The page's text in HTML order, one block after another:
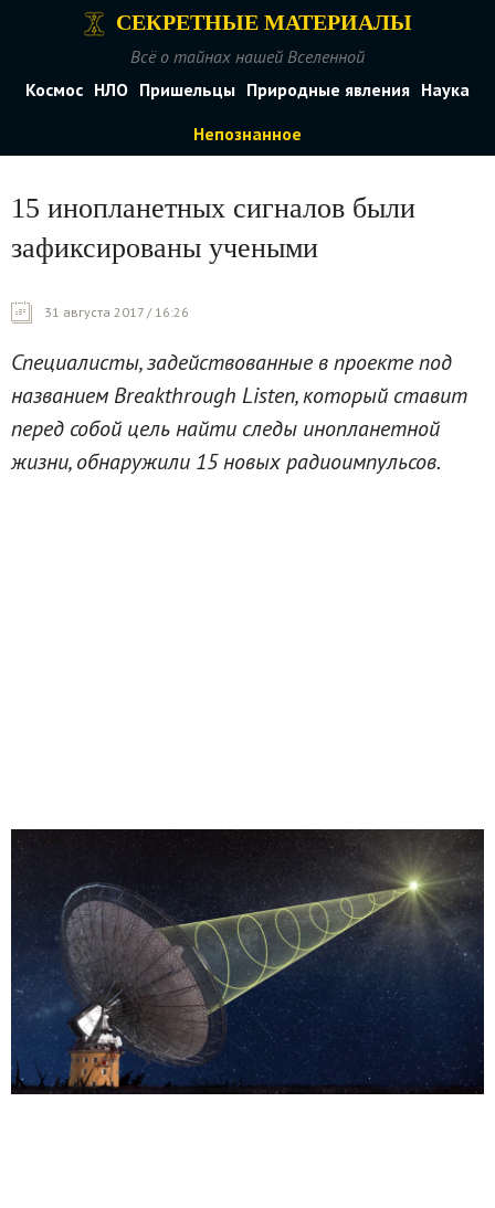
СЕКРЕТНЫЕ МАТЕРИАЛЫ
Всё о тайнах нашей Вселенной
Космос НЛО Пришельцы Природные явления Наука
Непознанное
15 инопланетных сигналов были
зафиксированы учеными
31 августа 2017 / 16:26
Специалисты, задействованные в проекте под
названием Breakthrough Listen, который ставит
перед собой цель найти следы инопланетной
жизни, обнаружили 15 новых радиоимпульсов.